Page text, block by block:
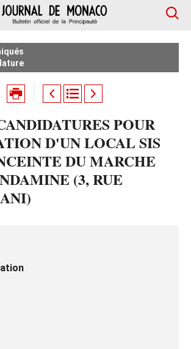
POUR
D'UN LOCAL SIS
DU MARCHE
(3, RUE